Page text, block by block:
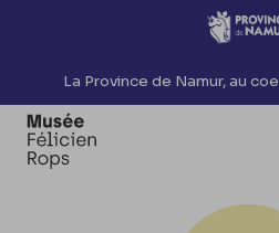
Accèder directement au
La Province de Namur, au